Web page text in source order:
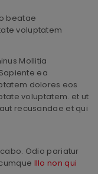
beatae
voluptatem
Mollitia
ea
dolores eos
voluptatem. et ut
recusandae et qui
Odio pariatur
Illo non qui